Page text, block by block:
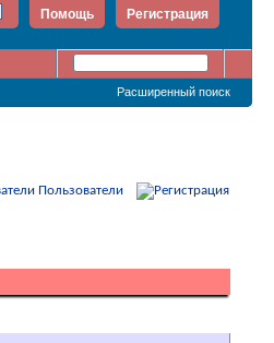
Регистрация
Помощь
Расширенный поиск
Пользователи